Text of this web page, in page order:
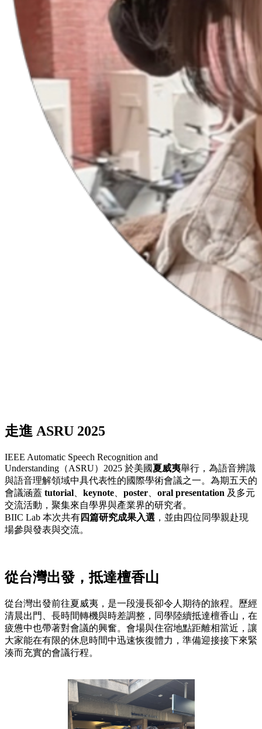
走進 ASRU 2025
IEEE Automatic Speech Recognition and
Understanding（ASRU）2025 於美國夏威夷舉行，為語音辨識
與語音理解領域中具代表性的國際學術會議之一。為期五天的
會議涵蓋 tutorial keynote poster oral presentation 及多元
交流活動，聚集來自學界與產業界的研究者。
BIIC Lab 本次共有四篇研究成果入選 ，並由四位同學親赴現
場參與發表與交流。
從台灣出發，抵達檀香山
從台灣出發前往夏威夷，是一段漫長卻令人期待的旅程。歷經
清晨出門、長時間轉機與時差調整，同學陸續抵達檀香山，在
疲憊中也帶著對會議的興奮。會場與住宿地點距離相當近，讓
大家能在有限的休息時間中迅速恢復體力，準備迎接接下來緊
湊而充實的會議行程。